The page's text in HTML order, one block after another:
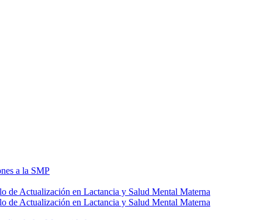
a la SMP
de Actualización en Lactancia y Salud Mental Materna
de Actualización en Lactancia y Salud Mental Materna